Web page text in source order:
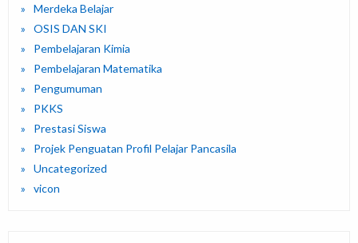
Merdeka Belajar
OSIS DAN SKI
Pembelajaran Kimia
Pembelajaran Matematika
Pengumuman
PKKS
Prestasi Siswa
Projek Penguatan Profil Pelajar Pancasila
Uncategorized
vicon